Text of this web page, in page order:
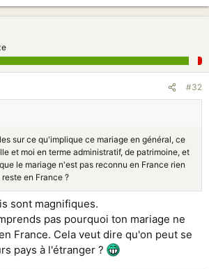
#32
sur ce qu'implique ce mariage en général, ce
et moi en terme administratif, de patrimoine, et
le mariage n'est pas reconnu en France rien
en France ?
sont magnifiques.
pas pourquoi ton mariage ne
France. Cela veut dire qu'on peut se
pays à l'étranger ?